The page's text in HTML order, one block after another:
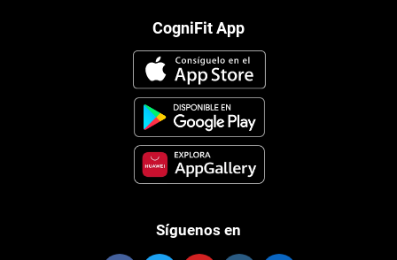
CogniFit App
Síguenos en